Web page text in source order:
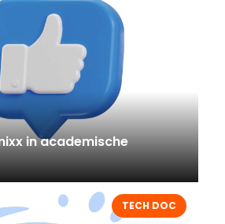
in academische
TECH DOC